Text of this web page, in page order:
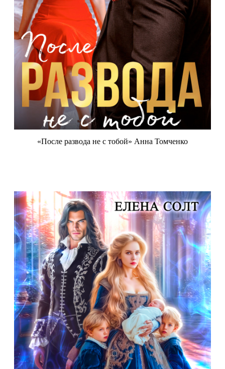
«После развода не с тобой» Анна Томченко